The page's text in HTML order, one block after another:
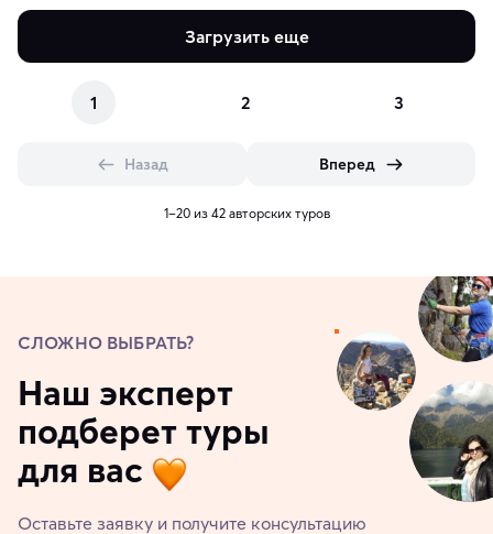
Загрузить еще
1 2 3
Назад Вперед
1–20 из 42 авторских туров
СЛОЖНО ВЫБРАТЬ?
Наш эксперт
подберет туры
для вас
Оставьте заявку и получите консультацию